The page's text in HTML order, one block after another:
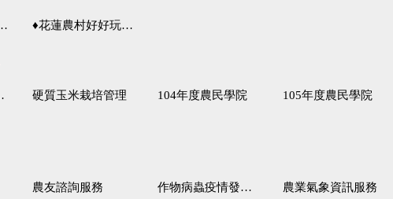
♦花蓮農村好好玩♦「原、生、慢、活」四條遊程推薦
硬質玉米栽培管理 104年度農民學院 105年度農民學院
農友諮詢服務 作物病蟲疫情發生預測 農業氣象資訊服務